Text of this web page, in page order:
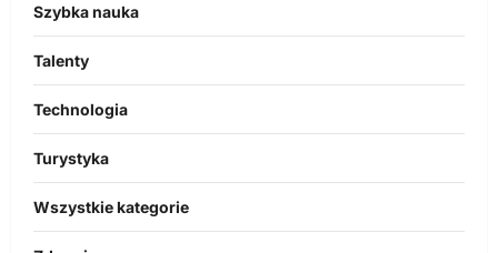
Szybka nauka
Talenty
Technologia
Turystyka
Wszystkie kategorie